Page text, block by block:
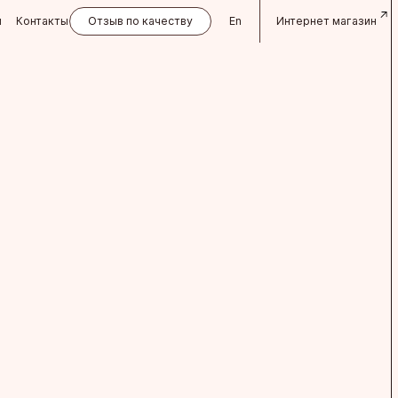
Контакты Отзыв по качеству
En
Интернет магазин